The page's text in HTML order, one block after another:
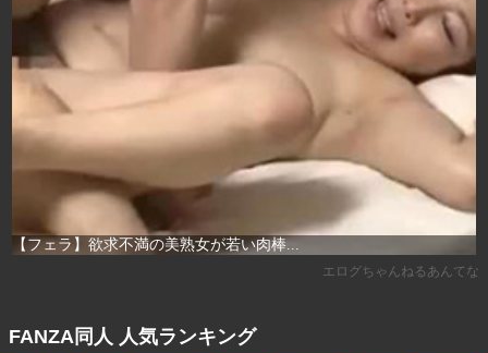
FANZA同人 人気ランキング